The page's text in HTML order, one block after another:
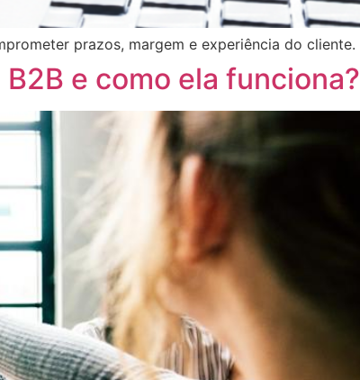
prazos, margem e experiência do cliente.
e como ela funciona?